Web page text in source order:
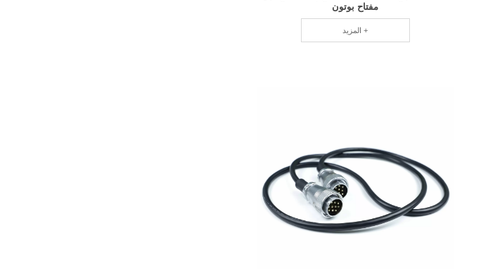
مفتاح بوتون
المزيد +